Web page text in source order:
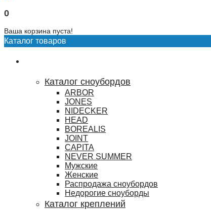
0
Ваша корзина пуста!
Каталог товаров
Каталог сноубордов
ARBOR
JONES
NIDECKER
HEAD
BOREALIS
JOINT
CAPITA
NEVER SUMMER
Мужские
Женские
Распродажа сноубордов
Недорогие сноуборды
Каталог креплений